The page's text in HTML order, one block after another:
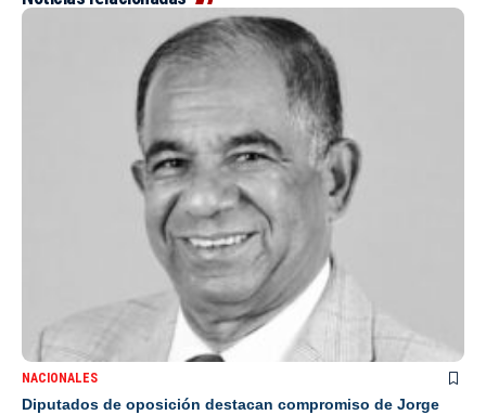
NACIONALES
Diputados de oposición destacan compromiso de Jorge